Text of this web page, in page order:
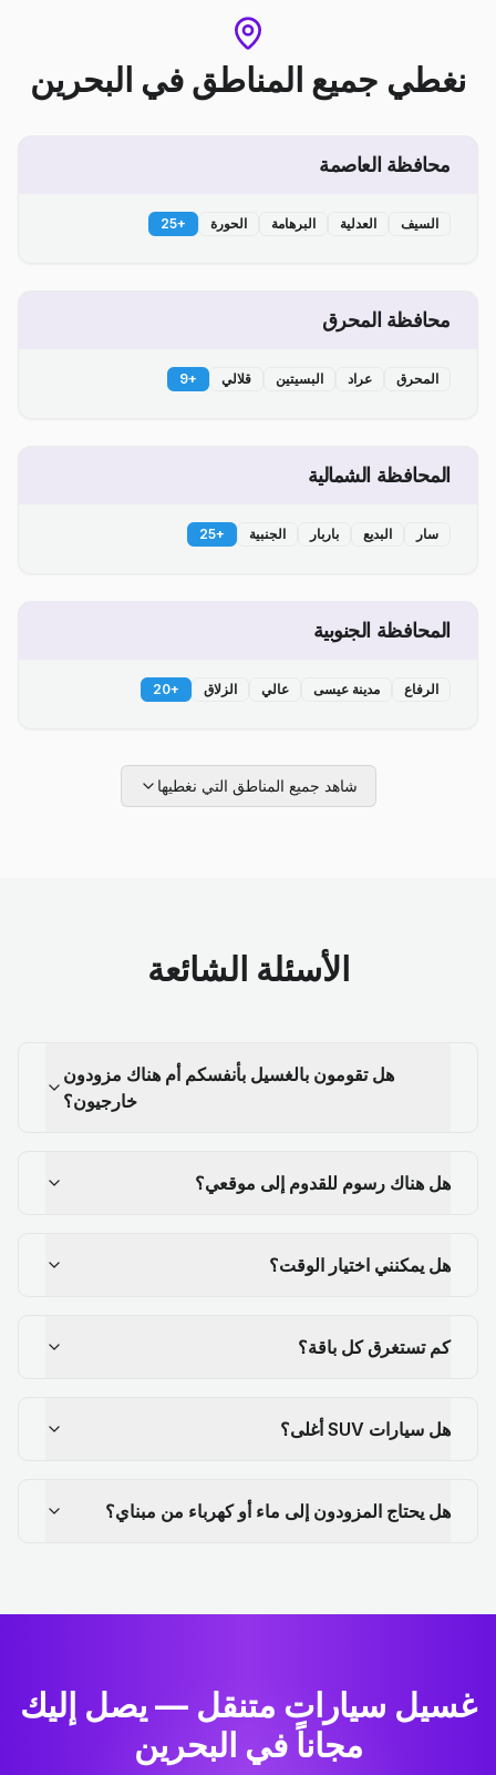
نغطي جميع المناطق في البحرين
محافظة العاصمة
السيف العدلية البرهامة الحورة +
25
محافظة المحرق
المحرق عراد البسيتين قلالي +
9
المحافظة الشمالية
سار البديع باربار الجنبية +
25
المحافظة الجنوبية
الرفاع مدينة عيسى عالي الزلاق +
20
شاهد جميع المناطق التي نغطيها
الأسئلة الشائعة
هل تقومون بالغسيل بأنفسكم أم هناك مزودون
خارجيون؟
هل هناك رسوم للقدوم إلى موقعي؟
هل يمكنني اختيار الوقت؟
كم تستغرق كل باقة؟
هل سيارات SUV أغلى؟
هل يحتاج المزودون إلى ماء أو كهرباء من مبناي؟
غسيل سيارات متنقل — يصل إليك
مجاناً في البحرين